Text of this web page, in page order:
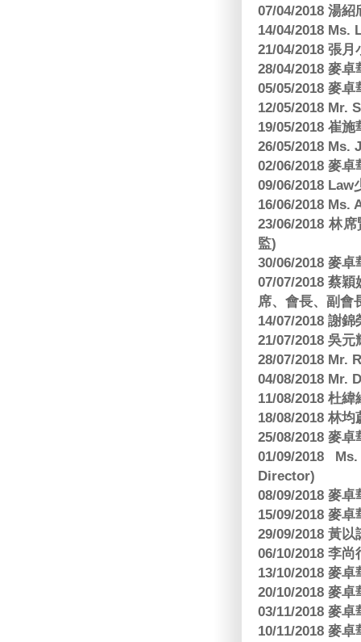
07/04/2018 湯
14/04/2018
21/04/2018 張
28/04/2018 麥
05/05/2018 麥
12/05/2018 Mr.
19/05/2018 崔
26/05/2018 Ms.
02/06/2018 麥
09/06/2018 Law
16/06/2018 Ms.
23/06/2018 林
監)
30/06/2018 麥
07/07/2018 蔡
席、會長、副會
14/07/2018 謝
21/07/2018 吳元
28/07/2018 Mr.
04/08/2018 Mr.
11/08/2018 杜
18/08/2018 林
25/08/2018 麥
01/09/2018
Director)
08/09/2018 麥
15/09/2018 麥
29/09/2018 黃
06/10/2018 李
13/10/2018 麥
20/10/2018 麥
03/11/2018 麥
10/11/2018 麥